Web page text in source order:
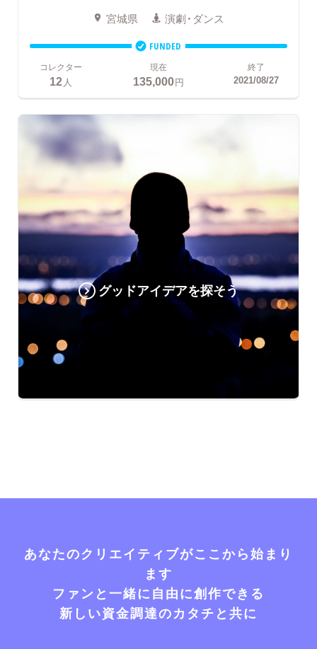
宮城県 演劇・ダンス
FUNDED
コレクター
12人
現在
135,000円
終了
2021/08/27
グッドアイデアを探そう
あなたのクリエイティブがここから始まり
ます
ファンと一緒に自由に創作できる
新しい資金調達のカタチと共に